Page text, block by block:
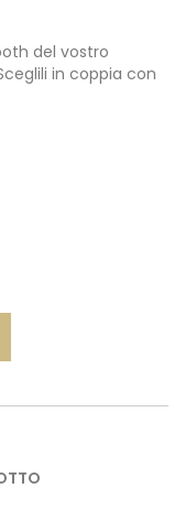
del vostro
in coppia con